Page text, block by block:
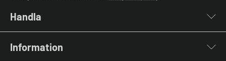
Handla
Laddkablar
Information